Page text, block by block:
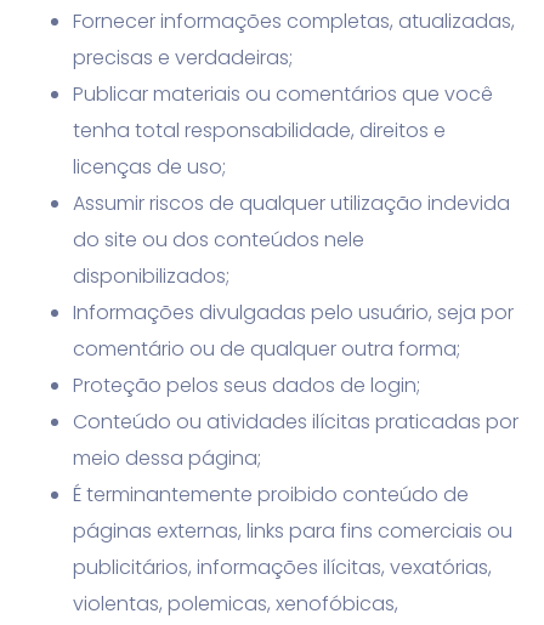
Fornecer informações completas, atualizadas,
precisas e verdadeiras;
Publicar materiais ou comentários que você
tenha total responsabilidade, direitos e
licenças de uso;
Assumir riscos de qualquer utilização indevida
do site ou dos conteúdos nele
disponibilizados;
Informações divulgadas pelo usuário, seja por
comentário ou de qualquer outra forma;
Proteção pelos seus dados de login;
Conteúdo ou atividades ilícitas praticadas por
meio dessa página;
É terminantemente proibido conteúdo de
páginas externas, links para fins comerciais ou
publicitários, informações ilícitas, vexatórias,
violentas, polemicas, xenofóbicas,